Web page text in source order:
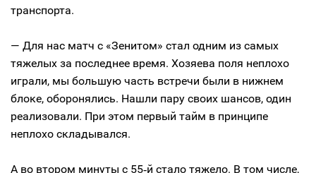
транспорта.
— Для нас матч с «Зенитом» стал одним из самых
тяжелых за последнее время. Хозяева поля неплохо
играли, мы большую часть встречи были в нижнем
блоке, оборонялись. Нашли пару своих шансов, один
реализовали. При этом первый тайм в принципе
неплохо складывался.
А во втором минуты с 55‑й стало тяжело. В том числе,